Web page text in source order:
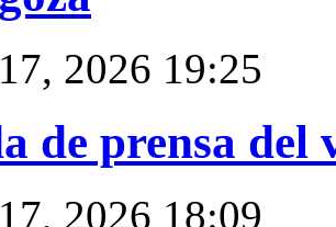
2026 19:25
de prensa del
2026 18:09